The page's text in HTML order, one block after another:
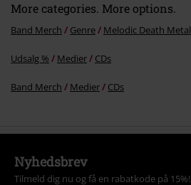
More categories. More options.
Band Merch Genre Melodic Death Metal
Udsalg % Medier CDs
Band Merch Medier CDs
Nyhedsbrev
Tilmeld dig nu og få en rabatkode på 15%!